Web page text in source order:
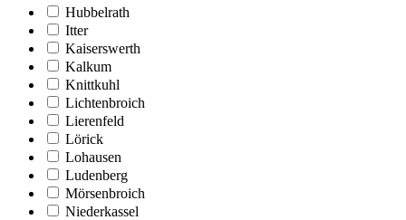
Hubbelrath
Itter
Kaiserswerth
Kalkum
Knittkuhl
Lichtenbroich
Lierenfeld
Lörick
Lohausen
Ludenberg
Mörsenbroich
Niederkassel